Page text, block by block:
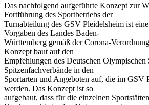
Das nachfolgend aufgeführte Konzept zur
Fortführung des Sportbetriebs der
Turnabteilung des GSV Pleidelsheim ist
Vorgaben des Landes Baden-
Württemberg gemäß der Corona-
Konzept baut auf den
Empfehlungen des Deutschen Olympischen
Spitzenfachverbände in den
Sportarten und Angeboten auf, die im GSV
werden. Das Konzept ist so
aufgebaut, dass für die einzelnen